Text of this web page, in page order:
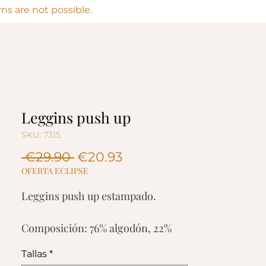
are not possible.
Leggins push up
SKU: 7315
€29.90 Regular
Price
€20.93Sale
OFERTA ECLIPSE
Leggins push up estampado.
Composición: 76% algodón, 22%
Tallas *